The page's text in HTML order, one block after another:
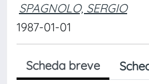
SPAGNOLO, SERGIO
1987-01-01
Scheda breve